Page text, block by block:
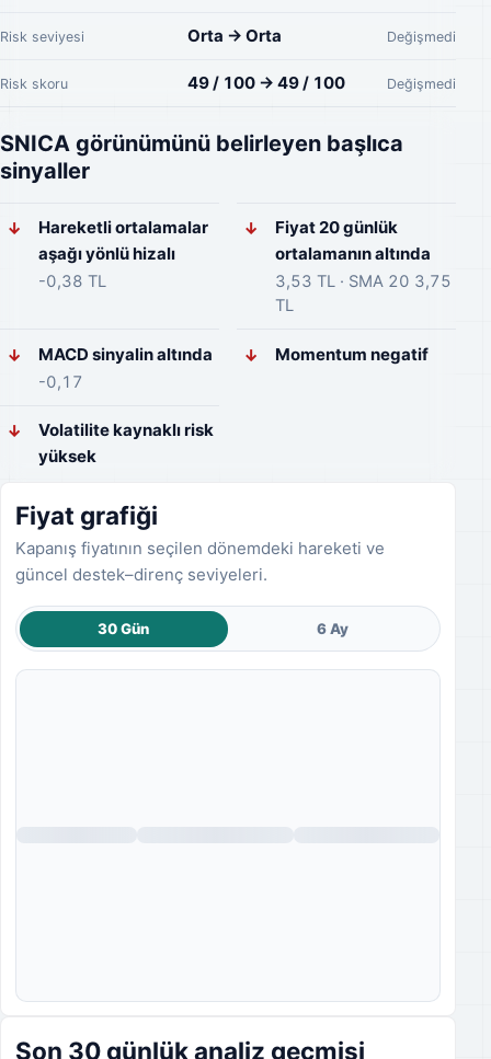
Risk seviyesi Orta → Orta Değişmedi
Risk skoru 49 / 100 → 49 / 100 Değişmedi
SNICA görünümünü belirleyen başlıca
sinyaller
↓
Hareketli ortalamalar
aşağı yönlü hizalı
-0,38 TL
↓
Fiyat 20 günlük
ortalamanın altında
3,53 TL · SMA 20 3,75
TL
↓ MACD sinyalin altında
-0,17
↓ Momentum negatif
↓
Volatilite kaynaklı risk
yüksek
Fiyat grafiği
Kapanış fiyatının seçilen dönemdeki hareketi ve
güncel destek–direnç seviyeleri.
30 Gün 6 Ay
Son 30 günlük analiz geçmişi